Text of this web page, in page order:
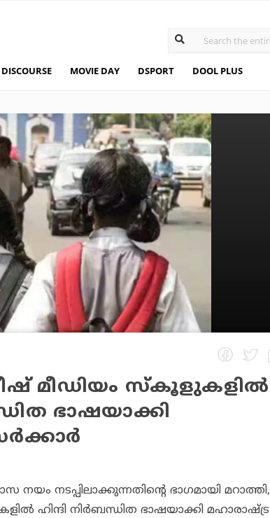
DISCOURSE MOVIE DAY DSPORT DOOL PLUS
മീഡിയം സ്‌കൂളുകളില്‍
ഭാഷയാക്കി
നയം നടപ്പിലാക്കുന്നതിന്റെ ഭാഗമായി മറാത്തി,
ഹിന്ദി നിര്‍ബന്ധിത ഭാഷയാക്കി മഹാരാഷ്ട്ര